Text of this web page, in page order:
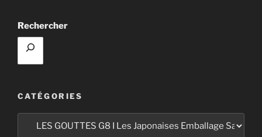
Rechercher
CATÉGORIES
Catégories